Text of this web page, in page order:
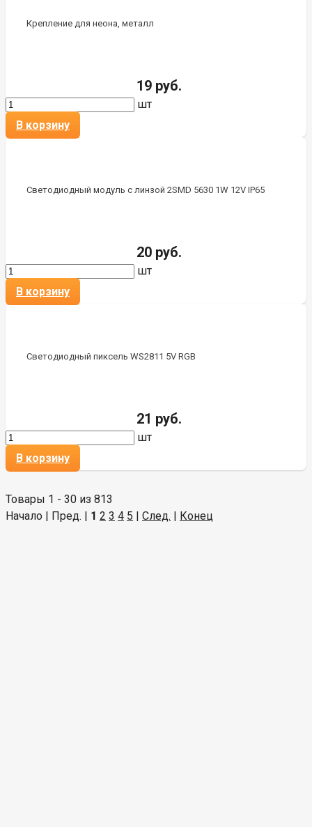
Крепление для неона, металл
19 руб.
шт
В корзину
Светодиодный модуль с линзой 2SMD 5630 1W 12V IP65
20 руб.
шт
В корзину
Светодиодный пиксель WS2811 5V RGB
21 руб.
шт
В корзину
Товары 1 - 30 из 813
Начало | Пред. | 1 2 3 4 5 | След. | Конец